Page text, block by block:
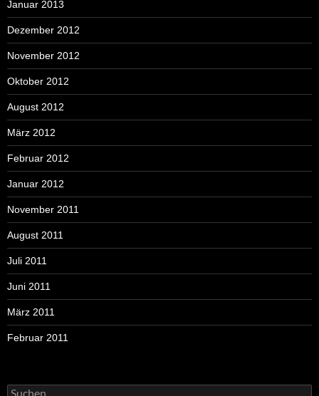
Januar 2013
Dezember 2012
November 2012
Oktober 2012
August 2012
März 2012
Februar 2012
Januar 2012
November 2011
August 2011
Juli 2011
Juni 2011
März 2011
Februar 2011
Suchen